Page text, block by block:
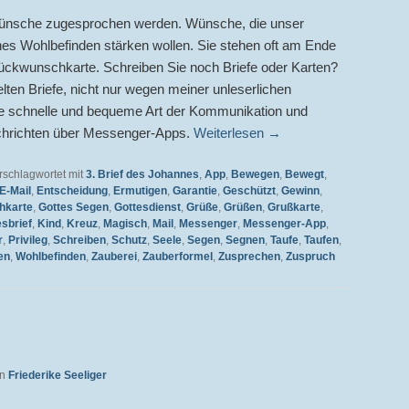
zugesprochen werden. Wünsche, die unser
Wohlbefinden stärken wollen. Sie stehen oft am Ende
Schreiben Sie noch Briefe oder Karten?
Briefe, nicht nur wegen meiner unleserlichen
schnelle und bequeme Art der Kommunikation und
über Messenger-Apps. Weiterlesen →
mit 3. Brief des Johannes, App, Bewegen, Bewegt,
E-Mail , Entscheidung, Ermutigen, Garantie, Geschützt, Gewinn,
, Gottes Segen, Gottesdienst, Grüße, Grüßen, Grußkarte,
, Kind , Kreuz, Magisch, Mail , Messenger, Messenger-App,
, Privileg, Schreiben, Schutz, Seele, Segen, Segnen, Taufe, Taufen,
, Wohlbefinden, Zauberei, Zauberformel , Zusprechen, Zuspruch
Friederike Seeliger